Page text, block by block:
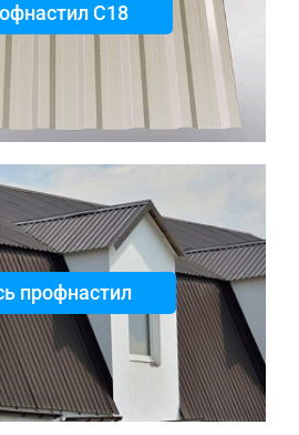
С18
профнастил